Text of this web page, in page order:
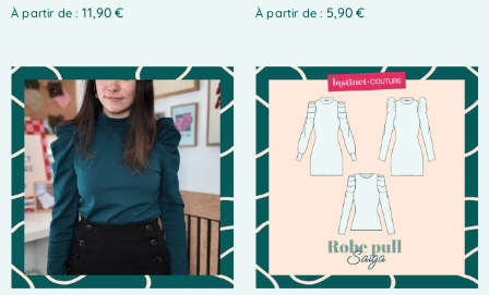
À partir de : 11,90 € À partir de : 5,90 €
page